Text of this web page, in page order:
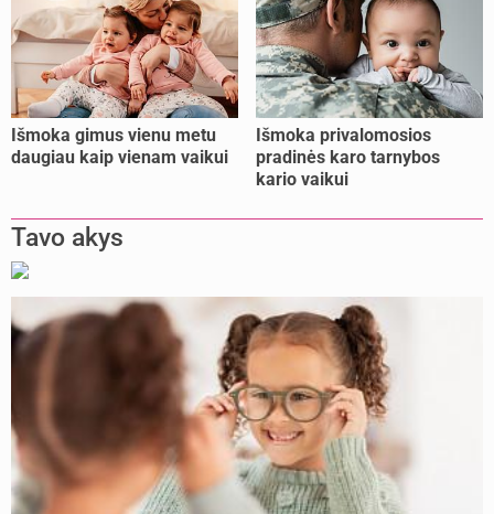
Išmoka gimus vienu metu
daugiau kaip vienam vaikui
Išmoka privalomosios
pradinės karo tarnybos
kario vaikui
Tavo akys